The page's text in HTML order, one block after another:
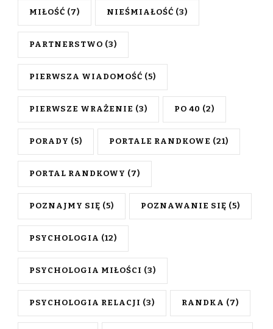
MIŁOŚĆ (7) NIEŚMIAŁOŚĆ (3)
PARTNERSTWO (3)
PIERWSZA WIADOMOŚĆ (5)
PIERWSZE WRAŻENIE (3) PO 40 (2)
PORADY (5) PORTALE RANDKOWE (21)
PORTAL RANDKOWY (7)
POZNAJMY SIĘ (5) POZNAWANIE SIĘ (5)
PSYCHOLOGIA (12)
PSYCHOLOGIA MIŁOŚCI (3)
PSYCHOLOGIA RELACJI (3) RANDKA (7)